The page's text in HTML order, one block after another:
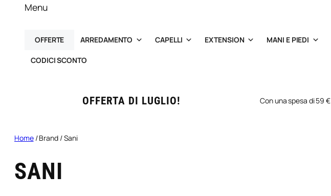
Menu
OFFERTE ARREDAMENTO CAPELLI EXTENSION MANI E PIEDI
CODICI SCONTO
OFFERTA DI LUGLIO! Con una spesa di 59 €
Home/ Brand / Sani
SANI